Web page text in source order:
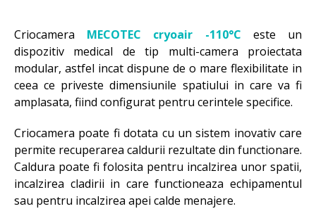
Criocamera MECOTEC cryoair -110°C este un
dispozitiv medical de tip multi-camera proiectata
modular, astfel incat dispune de o mare flexibilitate in
ceea ce priveste dimensiunile spatiului in care va fi
amplasata, fiind configurat pentru cerintele specifice.
Criocamera poate fi dotata cu un sistem inovativ care
permite recuperarea caldurii rezultate din functionare.
Caldura poate fi folosita pentru incalzirea unor spatii,
incalzirea cladirii in care functioneaza echipamentul
sau pentru incalzirea apei calde menajere.